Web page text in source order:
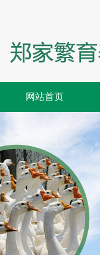
网站首页